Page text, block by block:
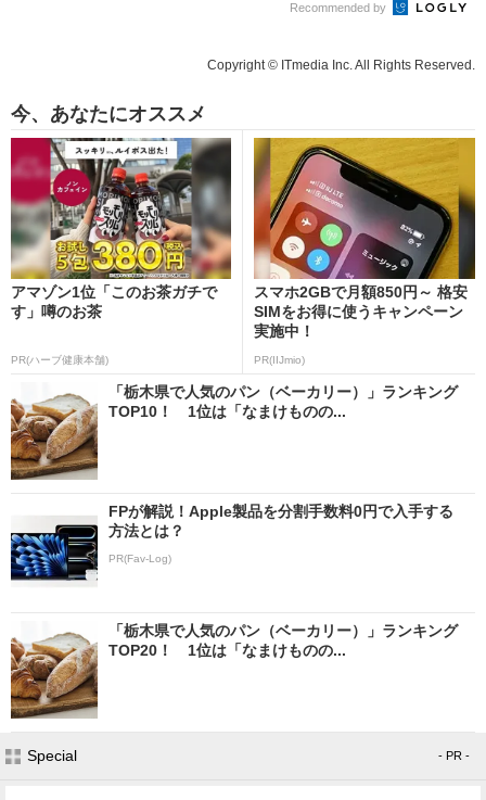
Recommended by
Copyright © ITmedia Inc. All Rights Reserved.
今、あなたにオススメ
アマゾン1位「このお茶ガチで
す」噂のお茶
PR(ハーブ健康本舗)
スマホ2GBで月額850円～ 格安
SIMをお得に使うキャンペーン
実施中！
PR(IIJmio)
「栃木県で人気のパン（ベーカリー）」ランキング
TOP10！ 1位は「なまけものの...
FPが解説！Apple製品を分割手数料0円で入手する
方法とは？
PR(Fav-Log)
「栃木県で人気のパン（ベーカリー）」ランキング
TOP20！ 1位は「なまけものの...
Special - PR -